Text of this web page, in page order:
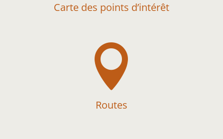
Carte des points d’intérêt

Routes